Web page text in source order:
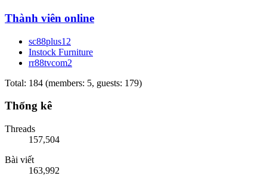
Thành viên online
sc88plus12
Instock Furniture
rr88tvcom2
Total: 184 (members: 5, guests: 179)
Thống kê
Threads
157,504
Bài viết
163,992